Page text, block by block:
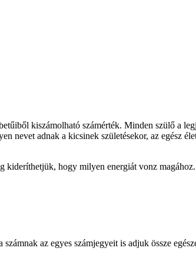
kiszámolható számérték. Minden szülő a
nevet adnak a kicsinek születésekor, az egész
kideríthetjük, hogy milyen energiát vonz magához.
az egyes számjegyeit is adjuk össze